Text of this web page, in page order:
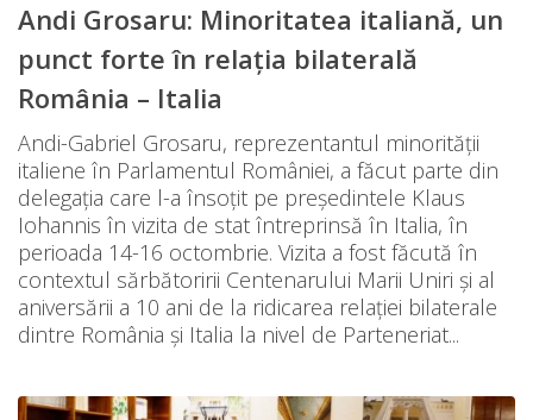
Andi Grosaru: Minoritatea italiană, un
punct forte în relația bilaterală
România – Italia
Andi-Gabriel Grosaru, reprezentantul minorității
italiene în Parlamentul României, a făcut parte din
delegația care l-a însoțit pe președintele Klaus
Iohannis în vizita de stat întreprinsă în Italia, în
perioada 14-16 octombrie. Vizita a fost făcută în
contextul sărbătoririi Centenarului Marii Uniri şi al
aniversării a 10 ani de la ridicarea relaţiei bilaterale
dintre România şi Italia la nivel de Parteneriat...